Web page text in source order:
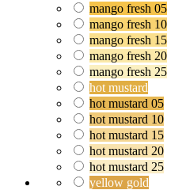
mango fresh 05
mango fresh 10
mango fresh 15
mango fresh 20
mango fresh 25
hot mustard
hot mustard 05
hot mustard 10
hot mustard 15
hot mustard 20
hot mustard 25
yellow gold